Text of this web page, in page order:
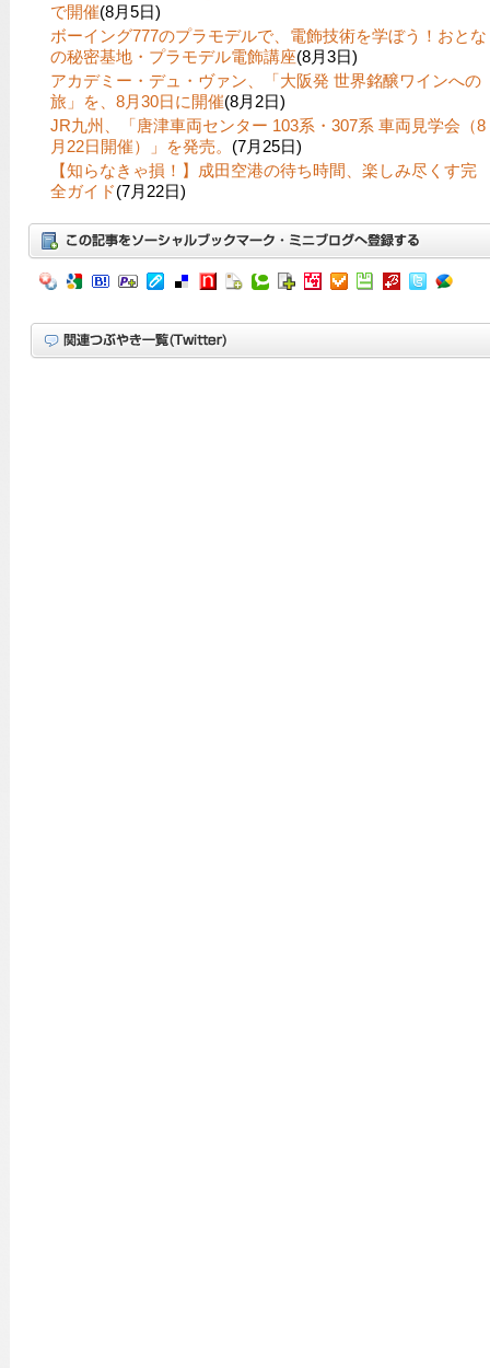
で開催(8月5日)
ボーイング777のプラモデルで、電飾技術を学ぼう！おとな
の秘密基地・プラモデル電飾講座(8月3日)
アカデミー・デュ・ヴァン、「大阪発 世界銘醸ワインへの
旅」を、8月30日に開催(8月2日)
JR九州、「唐津車両センター 103系・307系 車両見学会（8
月22日開催）」を発売。 (7月25日)
【知らなきゃ損！】成田空港の待ち時間、楽しみ尽くす完
全ガイド(7月22日)